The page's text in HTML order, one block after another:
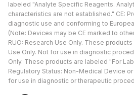
labeled "Analyte Specific Reagents.
characteristics are not established." CE:
diagnostic use and conforming to
(Note: Devices may be CE marked to
RUO: Research Use Only. These
Use Only. Not for use in diagnostic
Only. These products are labeled "For
Regulatory Status: Non-Medical Device
for use in diagnostic or therapeutic